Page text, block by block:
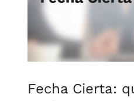
Fecha Cierta: